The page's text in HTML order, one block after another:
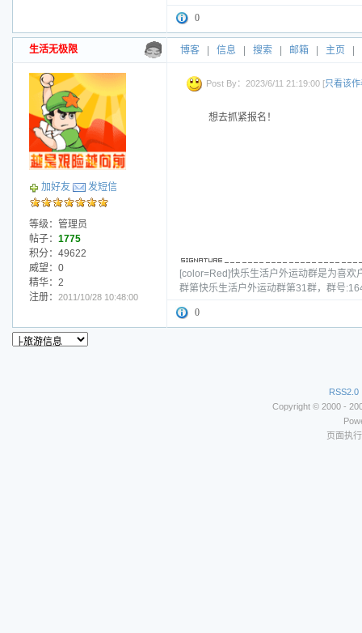
0
生活无极限 博客 信息 搜索 邮箱 主页
加好友 发短信
等级：管理员
帖子： 1775
积分：49622
威望：0
精华：2
注册： 2011/10/28 10:48:00
Post By：2023/6/11 21:19:00 [只看该作
想去抓紧报名！
[color=Red]快乐生活户外运动群是为喜
群第快乐生活户外运动群第31群，群号
0
RSS2.0
Copyright © 2000 -
页面执